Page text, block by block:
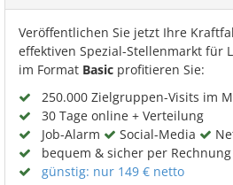
Veröffentlichen Sie jetzt Ihre
effektiven Spezial-Stellenmarkt für
im Format Basic profitieren Sie:
250.000 Zielgruppen-Visits im
30 Tage online + Verteilung
Job-Alarm
Social-Media
bequem & sicher per
günstig: nur 149 € netto